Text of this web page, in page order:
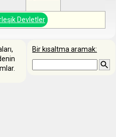
Devletler
Bir kısaltma aramak: